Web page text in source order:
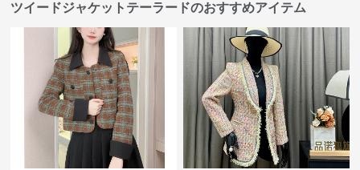
ツイードジャケットテーラードのおすすめアイテム